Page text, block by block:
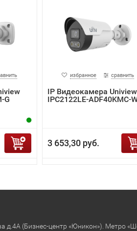
G
избранное сравнить
IP Видеокамера Uniview
IPC2122LE-ADF40KMC-
3 653,30 руб.
д.4А (Бизнес-центр «Юникон»). Метро